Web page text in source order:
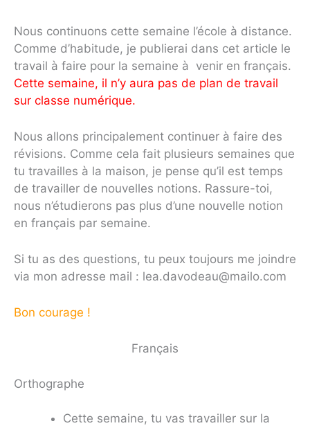
Nous continuons cette semaine l’école à distance.
Comme d’habitude, je publierai dans cet article le
travail à faire pour la semaine à venir en français.
Cette semaine, il n’y aura pas de plan de travail
sur classe numérique.
Nous allons principalement continuer à faire des
révisions. Comme cela fait plusieurs semaines que
tu travailles à la maison, je pense qu’il est temps
de travailler de nouvelles notions. Rassure-toi,
nous n’étudierons pas plus d’une nouvelle notion
en français par semaine.
Si tu as des questions, tu peux toujours me joindre
via mon adresse mail : lea.davodeau@mailo.com
Bon courage !
Français
Orthographe
Cette semaine, tu vas travailler sur la